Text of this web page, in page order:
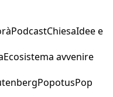
PodcastChiesaIdee e
Ecosistema avvenire
PopotusPop